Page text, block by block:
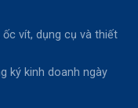
vít, dụng cụ và thiết
ký kinh doanh ngày